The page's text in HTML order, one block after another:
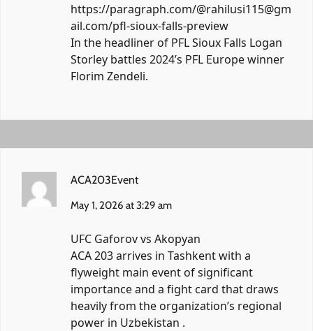
https://paragraph.com/@rahilusi115@gm
ail.com/pfl-sioux-falls-preview
In the headliner of PFL Sioux Falls Logan
Storley battles 2024’s PFL Europe winner
Florim Zendeli.
ACA203Event
May 1, 2026 at 3:29 am
UFC Gaforov vs Akopyan
ACA 203 arrives in Tashkent with a
flyweight main event of significant
importance and a fight card that draws
heavily from the organization’s regional
power in Uzbekistan .